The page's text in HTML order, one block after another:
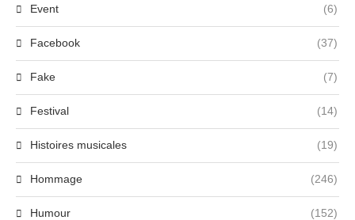
Event (6)
Facebook (37)
Fake (7)
Festival (14)
Histoires musicales (19)
Hommage (246)
Humour (152)